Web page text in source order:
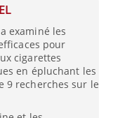
examiné les
pour
cigarettes
en épluchant les
9 recherches sur le